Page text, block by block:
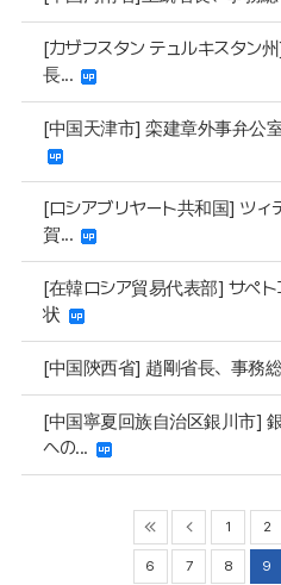
[カザフスタン テュルキスタン
長...
[中国天津市] 栾建章外事弁公
[ロシアブリヤート共和国] ツ
賀...
[在韓ロシア貿易代表部] サペ
状
[中国陝西省] 趙剛省長、事務
[中国寧夏回族自治区銀川市]
への...
1 2
6 7 8 9